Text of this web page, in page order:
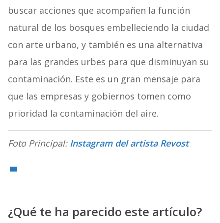
buscar acciones que acompañen la función
natural de los bosques embelleciendo la ciudad
con arte urbano, y también es una alternativa
para las grandes urbes para que disminuyan su
contaminación. Este es un gran mensaje para
que las empresas y gobiernos tomen como
prioridad la contaminación del aire.
Foto Principal: Instagram del artista Revost
¿Qué te ha parecido este artículo?